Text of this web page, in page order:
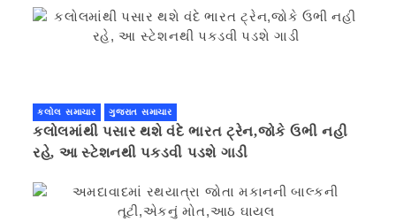
કલોલ સમાચાર ગુજરાત સમાચાર
કલોલમાંથી પસાર થશે વંદે ભારત ટ્રેન,જોકે ઉભી નહી
રહે, આ સ્ટેશનથી પકડવી પડશે ગાડી